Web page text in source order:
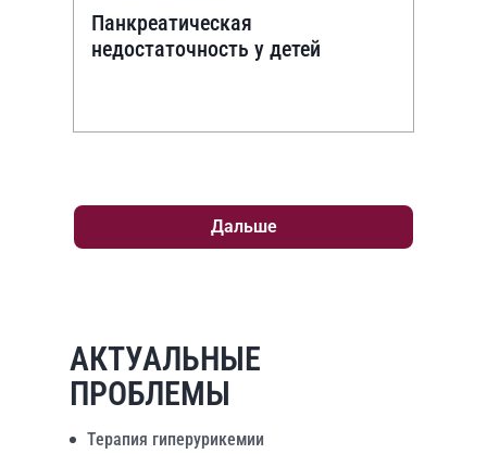
Панкреатическая
недостаточность у детей
Дальше
АКТУАЛЬНЫЕ
ПРОБЛЕМЫ
Терапия гиперурикемии